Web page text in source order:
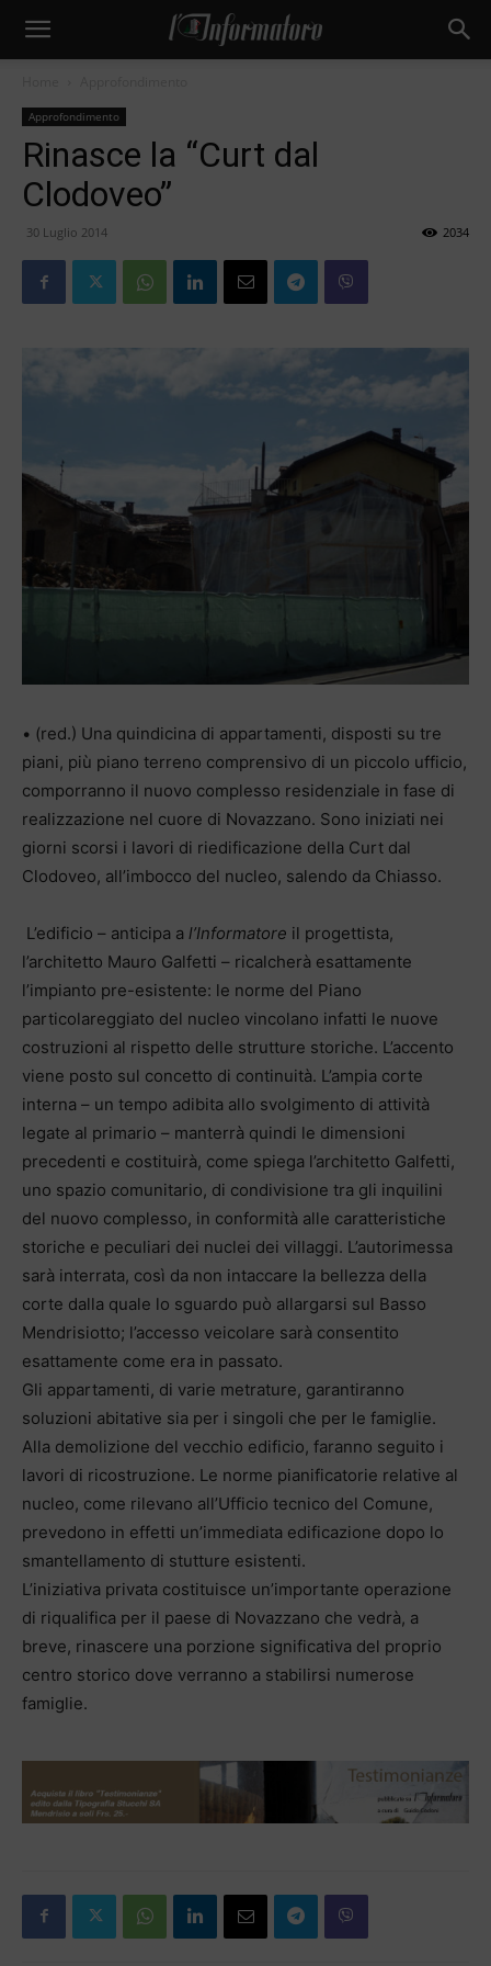
Approfondimento
Rinasce la “Curt dal
Clodoveo”
30 Luglio 2014 2034
• (red.) Una quindicina di appartamenti, disposti su tre
piani, più piano terreno comprensivo di un piccolo ufficio,
comporranno il nuovo complesso residenziale in fase di
realizzazione nel cuore di Novazzano. Sono iniziati nei
giorni scorsi i lavori di riedificazione della Curt dal
Clodoveo, all’imbocco del nucleo, salendo da Chiasso.
L’edificio – anticipa a l’Informatore il progettista,
l’architetto Mauro Galfetti – ricalcherà esattamente
l’impianto pre-esistente: le norme del Piano
particolareggiato del nucleo vincolano infatti le nuove
costruzioni al rispetto delle strutture storiche. L’accento
viene posto sul concetto di continuità. L’ampia corte
interna – un tempo adibita allo svolgimento di attività
legate al primario – manterrà quindi le dimensioni
precedenti e costituirà, come spiega l’architetto Galfetti,
uno spazio comunitario, di condivisione tra gli inquilini
del nuovo complesso, in conformità alle caratteristiche
storiche e peculiari dei nuclei dei villaggi. L’autorimessa
sarà interrata, così da non intaccare la bellezza della
corte dalla quale lo sguardo può allargarsi sul Basso
Mendrisiotto; l’accesso veicolare sarà consentito
esattamente come era in passato.
Gli appartamenti, di varie metrature, garantiranno
soluzioni abitative sia per i singoli che per le famiglie.
Alla demolizione del vecchio edificio, faranno seguito i
lavori di ricostruzione. Le norme pianificatorie relative al
nucleo, come rilevano all’Ufficio tecnico del Comune,
prevedono in effetti un’immediata edificazione dopo lo
smantellamento di stutture esistenti.
L’iniziativa privata costituisce un’importante operazione
di riqualifica per il paese di Novazzano che vedrà, a
breve, rinascere una porzione significativa del proprio
centro storico dove verranno a stabilirsi numerose
famiglie.